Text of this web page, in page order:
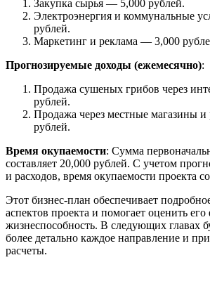
Закупка сырья — 5,000 рублей.
Электроэнергия и коммунальные
рублей.
Маркетинг и реклама — 3,000
Прогнозируемые доходы (ежемесячно):
Продажа сушеных грибов через
рублей.
Продажа через местные магазины
рублей.
Время окупаемости: Сумма
составляет 20,000 рублей. С учетом
и расходов, время окупаемости проекта
Этот бизнес-план обеспечивает
аспектов проекта и помогает оценить
жизнеспособность. В следующих главах
более детально каждое направление и
расчеты.